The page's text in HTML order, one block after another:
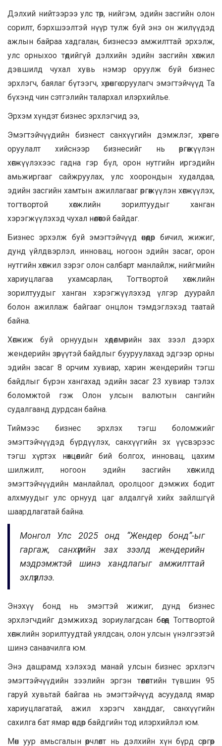
Дэлхий нийтээрээ улс төр, нийгэм, эдийн засгийн олон
сорилт, бэрхшээлтэй нүүр тулж буй энэ он жилүүдэд
ажлын байраа хадгалан, бизнесээ амжилттай эрхэлж,
улс орныхоо төдийгүй дэлхийн эдийн засгийн хөгжил
дэвшилд чухал хувь нэмэр оруулж буй бизнес
эрхлэгч, баялаг бүтээгч, хөрөнгө оруулагч эмэгтэйчүүд Та
бүхэнд чин сэтгэлийн талархал илэрхийлье.
Эрхэм хүндэт бизнес эрхлэгчид ээ,
Эмэгтэйчүүдийн бизнест санхүүгийн дэмжлэг, хөрөнгө
оруулалт хийснээр бизнесийг нь өргөжүүлэн
хөгжүүлэхээс гадна гэр бүл, орон нутгийн иргэдийн
амьжиргааг сайжруулах, улс хоорондын худалдаа,
эдийн засгийн хамтын ажиллагааг өргөжүүлэн хөгжүүлэх,
тогтвортой хөгжлийн зорилтуудыг ханган
хэрэгжүүлэхэд чухал нөлөөтэй байдаг.
Бизнес эрхэлж буй эмэгтэйчүүд өнөөдөр бичил, жижиг,
дунд үйлдвэрлэл, инновац, ногоон эдийн засаг, орон
нутгийн хөгжил зэрэг олон салбарт манлайлж, нийгмийн
хариуцлагаа ухамсарлан, Тогтвортой хөгжлийн
зорилтуудыг ханган хэрэгжүүлэхэд үлгэр дуурайл
болон ажиллаж байгааг онцлон тэмдэглэхэд таатай
байна.
Хөгжиж буй орнуудын хөдөлмөрийн зах зээл дээрх
жендерийн зөрүүтэй байдлыг бууруулахад эдгээр орны
эдийн засаг 8 орчим хувиар, харин жендерийн тэгш
байдлыг бүрэн хангахад эдийн засаг 23 хувиар тэлэх
боломжтой гэж Олон улсын валютын сангийн
судалгаанд дурдсан байна.
Тиймээс бизнес эрхлэх тэгш боломжийг
эмэгтэйчүүдэд бүрдүүлэх, санхүүгийн эх үүсвэрээс
тэгш хүртэх нөхцөлийг бий болгох, инновац, цахим
шилжилт, ногоон эдийн засгийн хөгжилд
эмэгтэйчүүдийн манлайлал, оролцоог дэмжих бодит
алхмуудыг улс орнууд цаг алдалгүй хийх зайлшгүй
шаардлагатай байна.
Монгол Улс 2025 онд “Жендер бонд”-ыг
гаргаж, санхүүгийн зах зээлд жендерийн
мэдрэмжтэй шинэ хандлагыг амжилттай
эхлүүллээ.
Энэхүү бонд нь эмэгтэй жижиг, дунд бизнес
эрхлэгчдийг дэмжихэд зориулагдсан бөгөөд Тогтвортой
хөгжлийн зорилтуудтай уялдсан, олон улсын үнэлгээтэй
шинэ санаачилга юм.
Энэ дашрамд хэлэхэд манай улсын бизнес эрхлэгч
эмэгтэйчүүдийн зээлийн эргэн төлөлтийн түвшин 95
гаруй хувьтай байгаа нь эмэгтэйчүүд асуудалд ямар
хариуцлагатай, ажил хэрэгч ханддаг, санхүүгийн
сахилга бат ямар өндөр байдгийн тод илэрхийлэл юм.
Мөн уур амьсгалын өөрчлөлт нь дэлхийн хүн бүрд сөргөөр